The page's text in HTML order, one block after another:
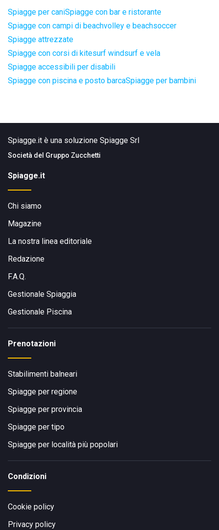
Spiagge per caniSpiagge con bar e ristorante
Spiagge con campi di beachvolley e beachsoccer
Spiagge attrezzate
Spiagge con corsi di kitesurf windsurf e vela
Spiagge accessibili per disabili
Spiagge con piscina e posto barcaSpiagge per bambini
Spiagge.it è una soluzione Spiagge Srl
Società del Gruppo Zucchetti
Spiagge.it
Chi siamo
Magazine
La nostra linea editoriale
Redazione
F.A.Q.
Gestionale Spiaggia
Gestionale Piscina
Prenotazioni
Stabilimenti balneari
Spiagge per regione
Spiagge per provincia
Spiagge per tipo
Spiagge per località più popolari
Condizioni
Cookie policy
Privacy policy